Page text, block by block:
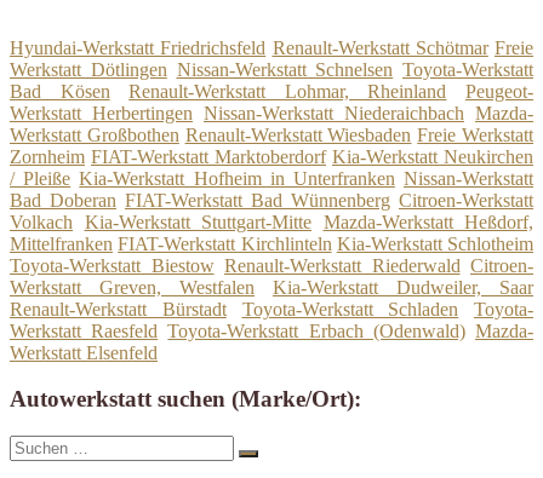
Hyundai-Werkstatt Friedrichsfeld Renault-Werkstatt Schötmar Freie
Werkstatt Dötlingen Nissan-Werkstatt Schnelsen Toyota-Werkstatt
Bad Kösen
Renault-Werkstatt Lohmar, Rheinland
Peugeot-
Werkstatt Herbertingen Nissan-Werkstatt Niederaichbach Mazda-
Werkstatt Großbothen Renault-Werkstatt Wiesbaden Freie Werkstatt
Zornheim FIAT-Werkstatt Marktoberdorf Kia-Werkstatt Neukirchen
/ Pleiße Kia-Werkstatt Hofheim in Unterfranken Nissan-Werkstatt
Bad Doberan FIAT-Werkstatt Bad Wünnenberg Citroen-Werkstatt
Volkach
Kia-Werkstatt Stuttgart-Mitte Mazda-Werkstatt Heßdorf,
Mittelfranken FIAT-Werkstatt Kirchlinteln Kia-Werkstatt Schlotheim
Toyota-Werkstatt Biestow Renault-Werkstatt Riederwald Citroen-
Werkstatt Greven, Westfalen
Kia-Werkstatt Dudweiler, Saar
Renault-Werkstatt Bürstadt
Toyota-Werkstatt Schladen
Toyota-
Werkstatt Raesfeld Toyota-Werkstatt Erbach (Odenwald) Mazda-
Werkstatt Elsenfeld
Autowerkstatt suchen (Marke/Ort):
Suche
nach:
Suchen